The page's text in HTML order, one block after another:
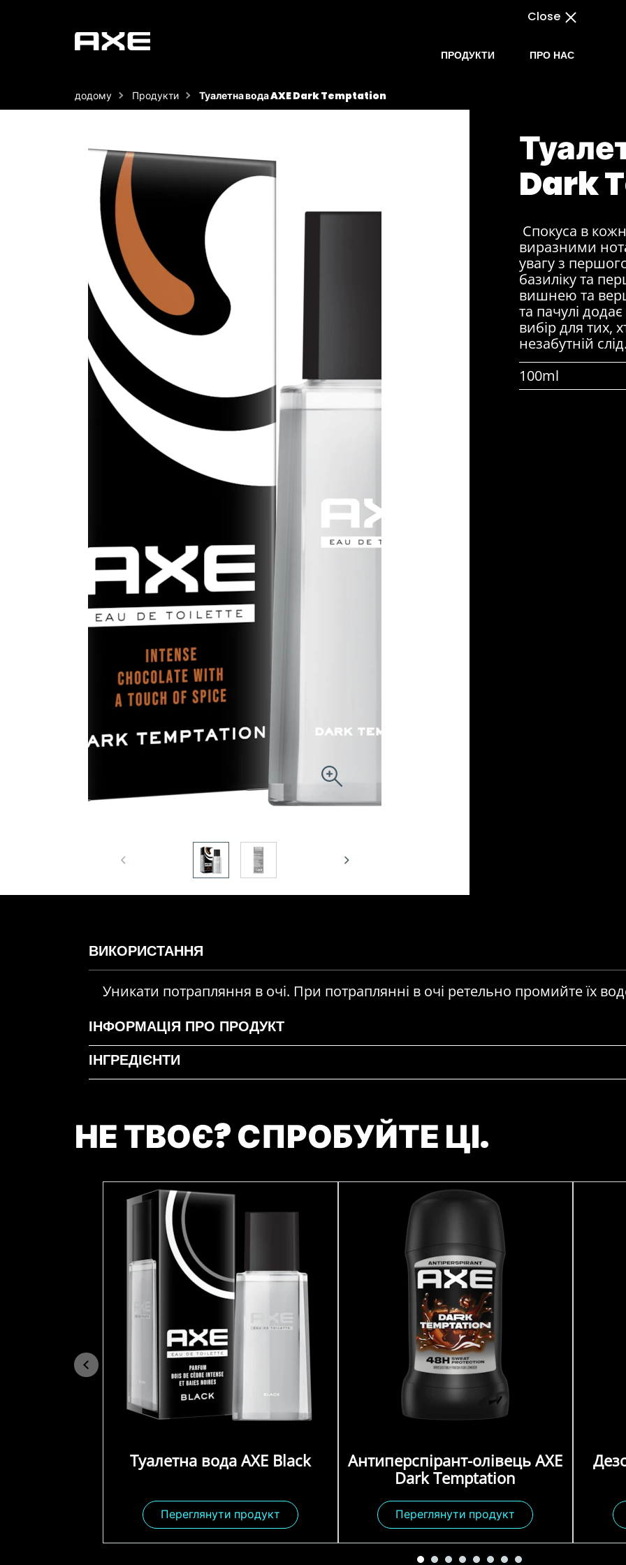
Close
ПРОДУКТИ ПРО НАС
додому Продукти Туалетна вода AXE Dark Temptation
Dark
Спокуса в
виразними
увагу з
базиліку та
вишнею та
та пачулі
вибір для тих,
незабутній слід.
100ml
ВИКОРИСТАННЯ
Уникати потрапляння в очі. При потраплянні в очі ретельно промийте їх
ІНФОРМАЦІЯ ПРО ПРОДУКТ
ІНГРЕДІЄНТИ
НЕ ТВОЄ? СПРОБУЙТЕ ЦІ.
Туалетна вода AXE Black
Переглянути продукт
Антиперспірант-олівець AXE
Dark Temptation
Переглянути продукт